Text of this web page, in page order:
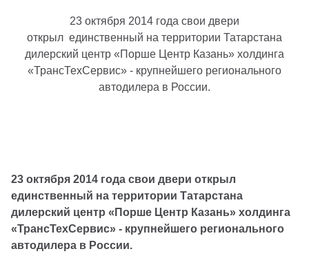
23 октября 2014 года свои двери
открыл единственный на территории Татарстана
дилерский центр «Порше Центр Казань» холдинга
«ТрансТехСервис» - крупнейшего регионального
автодилера в России.
23 октября 2014 года свои двери открыл
единственный на территории Татарстана
дилерский центр «Порше Центр Казань» холдинга
«ТрансТехСервис» - крупнейшего регионального
автодилера в России.